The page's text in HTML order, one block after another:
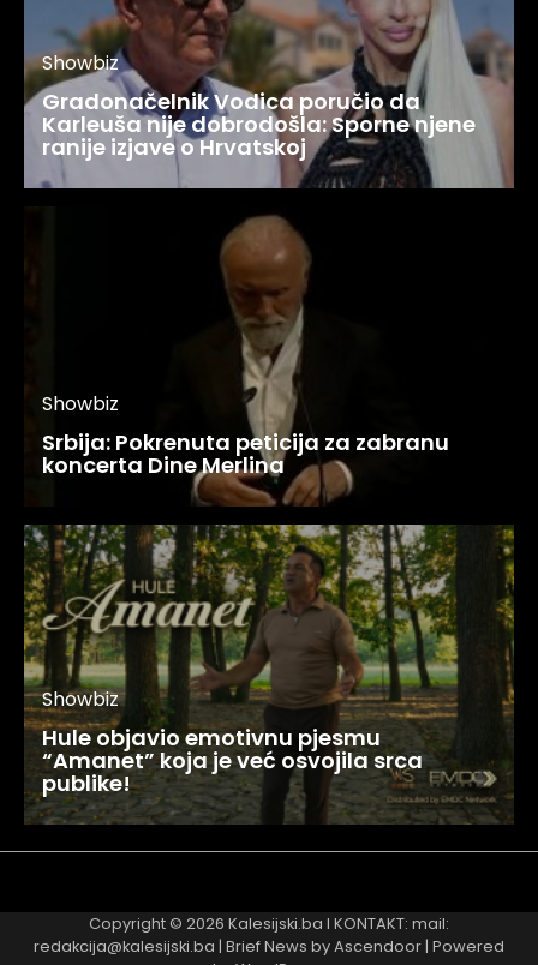
Showbiz
Gradonačelnik Vodica poručio da
Karleuša nije dobrodošla: Sporne njene
ranije izjave o Hrvatskoj
Showbiz
Srbija: Pokrenuta peticija za zabranu
koncerta Dine Merlina
Showbiz
Hule objavio emotivnu pjesmu
“Amanet” koja je već osvojila srca
publike!
Copyright © 2026 Kalesijski.ba I KONTAKT: mail:
redakcija@kalesijski.ba | Brief News byAscendoor | Powered